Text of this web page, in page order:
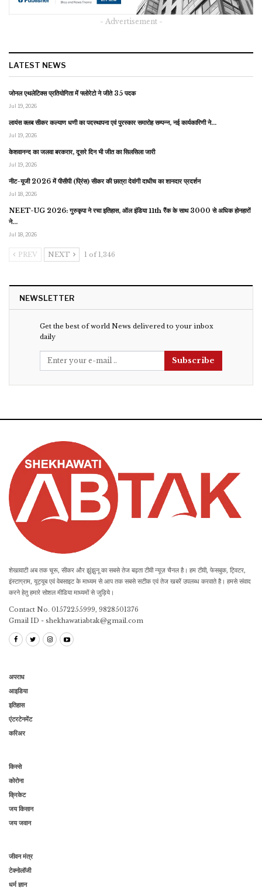
- Advertisement -
LATEST NEWS
जोनल एथलेटिक्स प्रतियोगिता में फ्लोरेटो ने जीते 35 पदक
Jul 19, 2026
लायंस क्लब सीकर कल्याण धणी का पदस्थापना एवं पुरस्कार समारोह सम्पन्न, नई कार्यकारिणी ने…
Jul 19, 2026
केशवानन्द का जलवा बरकरार, दूसरे दिन भी जीत का सिलसिला जारी
Jul 19, 2026
नीट-यूजी 2026 में पीसीपी (प्रिंस) सीकर की छात्रा देवांगी दाधीच का शानदार प्रदर्शन
Jul 18, 2026
NEET-UG 2026: गुरुकृपा ने रचा इतिहास, ऑल इंडिया 11th रैंक के साथ 3000 से अधिक होनहारों
ने…
Jul 18, 2026
PREV NEXT 1 of 1,346
NEWSLETTER
Get the best of world News delivered to your inbox
daily
Subscribe
शेखावाटी अब तक चूरू, सीकर और झुंझुनू का सबसे तेज बढ़ता टीवी न्यूज़ चैनल है। हम टीवी, फेसबुक, ट्विटर,
इंस्टाग्राम, यूट्यूब एवं वेबसाइट के माध्यम से आप तक सबसे सटीक एवं तेज खबरें उपलब्ध करवाते है। हमसे संवाद
करने हेतु हमारे सोशल मीडिया माध्यमों से जुड़िये।
Contact No. 01572255999, 9828501376
Gmail ID - shekhawatiabtak@gmail.com
अपराध
आइडिया
इतिहास
एंटरटेनमेंट
करिअर
किस्से
कोरोना
क्रिकेट
जय किसान
जय जवान
जीवन मंत्र
टेक्नोलॉजी
धर्म ज्ञान